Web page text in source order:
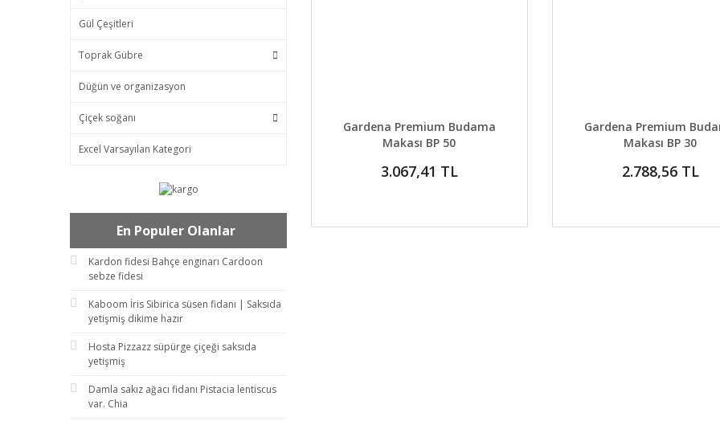
Gül Çeşitleri
Toprak Gübre
Düğün ve organizasyon
Çiçek soğanı
Excel Varsayılan Kategori
En Populer Olanlar
Kardon fidesi Bahçe enginarı Cardoon
sebze fidesi
Kaboom İris Sibirica süsen fidanı | Saksıda
yetişmiş dikime hazır
Hosta Pizzazz süpürge çiçeği saksıda
yetişmiş
Damla sakız ağacı fidanı Pistacia lentiscus
var. Chia
DETAYLAR GELİNCE HABER VER
Gardena Premium Budama
Makası BP 50
3.067,41 TL
DETAYLAR GELİNCE
Gardena Premium
Makası BP 30
2.788,56 TL